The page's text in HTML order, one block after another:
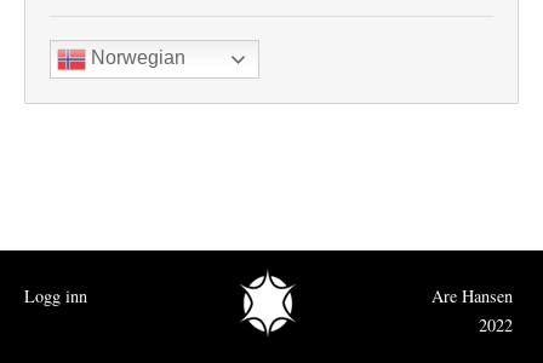
Norwegian
Logg inn
Are Hansen
2022